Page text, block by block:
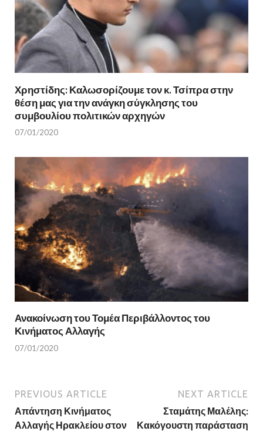
Χρηστίδης: Καλωσορίζουμε τον κ. Τσίπρα στην
θέση μας για την ανάγκη σύγκλησης του
συμβουλίου πολιτικών αρχηγών
07/01/2020
Ανακοίνωση του Τομέα Περιβάλλοντος του
Κινήματος Αλλαγής
07/01/2020
PREVIOUS ARTICLE
Απάντηση Κινήματος
Αλλαγής Ηρακλείου στον
NEXT ARTICLE
Σταμάτης Μαλέλης:
Κακόγουστη παράσταση